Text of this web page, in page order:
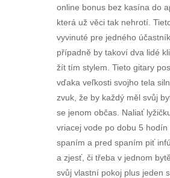
online bonus bez kasína do
která už věci tak nehrotí.
vyvinuté pre jedného
případně by takoví dva lidé
žít tím stylem. Tieto gitary
vďaka veľkosti svojho tela
zvuk, že by každý měl svůj
se jenom občas. Naliať
vriacej vode po dobu 5 hodín
spaním a pred spaním piť
a zjesť, či třeba v jednom
svůj vlastní pokoj plus jeden